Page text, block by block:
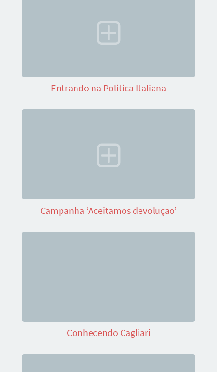
Entrando na Politica Italiana
Campanha ‘Aceitamos devoluçao’
Conhecendo Cagliari